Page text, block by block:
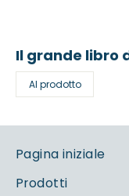
Il grande libro
Al prodotto
Pagina iniziale
Prodotti